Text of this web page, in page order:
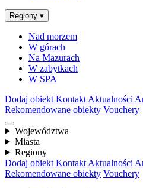
Regiony ▾
Nad morzem
W górach
Na Mazurach
W zabytkach
W SPA
Dodaj obiekt Kontakt Aktualności
Rekomendowane obiekty Vouchery
Województwa
Miasta
Regiony
Dodaj obiekt Kontakt Aktualności
Rekomendowane obiekty Vouchery